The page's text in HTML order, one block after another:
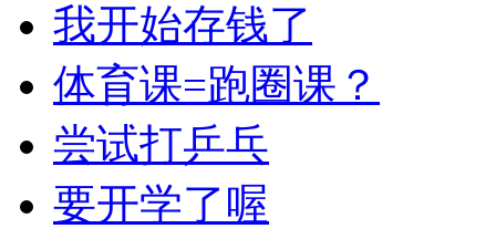
我开始存钱了
体育课=跑圈课？
尝试打乒乓
要开学了喔